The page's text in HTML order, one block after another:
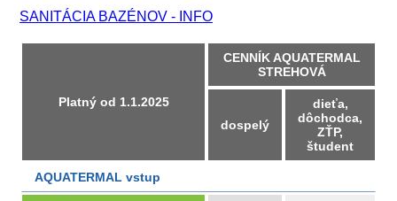
SANITÁCIA BAZÉNOV - INFO
Platný od 1.1.2025
CENNÍK AQUATERMAL
STREHOVÁ
dospelý
dieťa,
dôchodca,
ZŤP,
študent
AQUATERMAL vstup